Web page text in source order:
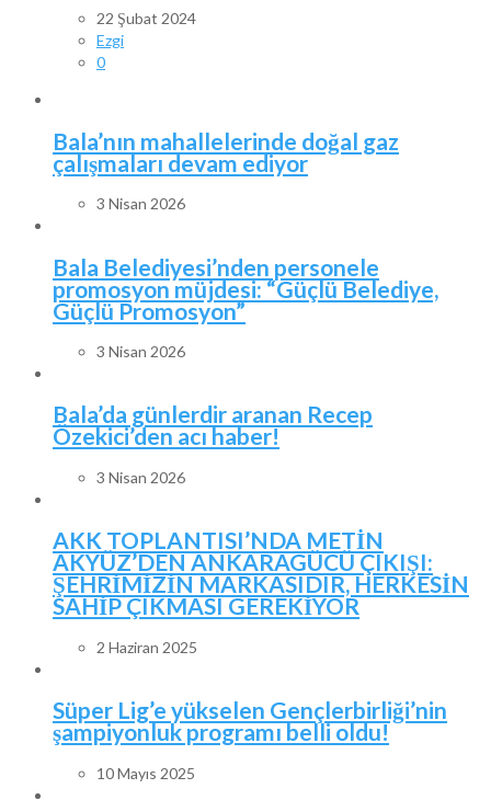
22 Şubat 2024
Ezgi
0
Bala’nın mahallelerinde doğal gaz
çalışmaları devam ediyor
3 Nisan 2026
Bala Belediyesi’nden personele
promosyon müjdesi: “Güçlü Belediye,
Güçlü Promosyon”
3 Nisan 2026
Bala’da günlerdir aranan Recep
Özekici’den acı haber!
3 Nisan 2026
AKK TOPLANTISI’NDA METİN
AKYÜZ’DEN ANKARAGÜCÜ ÇIKIŞI:
ŞEHRİMİZİN MARKASIDIR, HERKESİN
SAHİP ÇIKMASI GEREKİYOR
2 Haziran 2025
Süper Lig’e yükselen Gençlerbirliği’nin
şampiyonluk programı belli oldu!
10 Mayıs 2025